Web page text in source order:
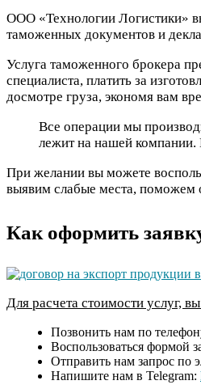
ООО «Технологии Логистики»
таможенных документов и
Услуга таможенного брокера
специалиста, платить за
досмотре груза, экономя вам
Все операции мы
лежит на нашей компании.
При желании вы можете
выявим слабые места, поможем
Как оформить
Для расчета стоимости услуг,
Позвонить нам по
Воспользоваться формой
Отправить нам запрос по
Напишите нам в Telegram: